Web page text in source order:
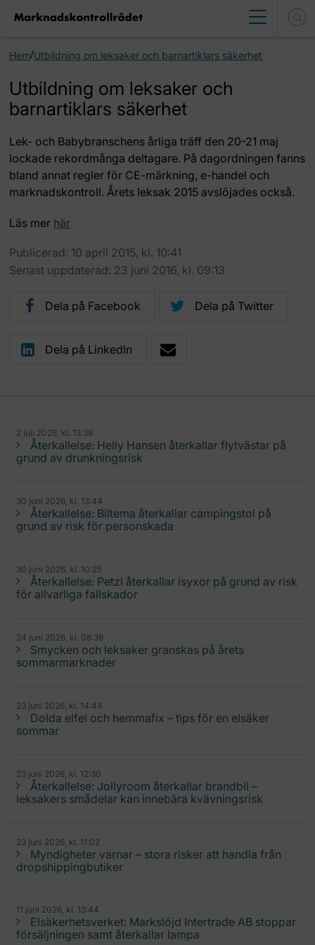
Hem/Utbildning om leksaker och barnartiklars säkerhet
Utbildning om leksaker och
barnartiklars säkerhet
Lek- och Babybranschens årliga träff den 20-21 maj
lockade rekordmånga deltagare. På dagordningen fanns
bland annat regler för CE-märkning, e-handel och
marknadskontroll. Årets leksak 2015 avslöjades också.
Läs mer här
Publicerad: 10 april 2015, kl. 10:41
Senast uppdaterad: 23 juni 2016, kl. 09:13
Dela på Facebook Dela på Twitter
Dela på LinkedIn
2 juli 2026, kl. 13:38
Återkallelse: Helly Hansen återkallar flytvästar på
grund av drunkningsrisk
30 juni 2026, kl. 13:44
Återkallelse: Biltema återkallar campingstol på
grund av risk för personskada
30 juni 2026, kl. 10:25
Återkallelse: Petzl återkallar isyxor på grund av risk
för allvarliga fallskador
24 juni 2026, kl. 08:36
Smycken och leksaker granskas på årets
sommarmarknader
23 juni 2026, kl. 14:44
Dolda elfel och hemmafix – tips för en elsäker
sommar
23 juni 2026, kl. 12:30
Återkallelse: Jollyroom återkallar brandbil –
leksakers smådelar kan innebära kvävningsrisk
23 juni 2026, kl. 11:02
Myndigheter varnar – stora risker att handla från
dropshippingbutiker
11 juni 2026, kl. 13:44
Elsäkerhetsverket: Markslöjd Intertrade AB stoppar
försäljningen samt återkallar lampa